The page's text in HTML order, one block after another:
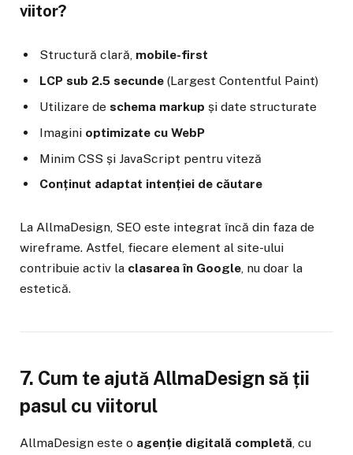
viitor?
Structură clară, mobile-first
LCP sub 2.5 secunde (Largest Contentful Paint)
Utilizare de schema markup și date structurate
Imagini optimizate cu WebP
Minim CSS și JavaScript pentru viteză
Conținut adaptat intenției de căutare
La AllmaDesign, SEO este integrat încă din faza de
wireframe. Astfel, fiecare element al site-ului
contribuie activ la clasarea în Google , nu doar la
estetică.
7. Cum te ajută AllmaDesign să ții
pasul cu viitorul
AllmaDesign este o agenție digitală completă, cu